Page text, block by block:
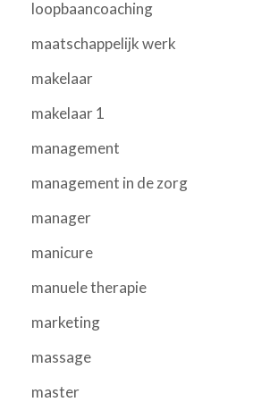
loopbaancoaching
maatschappelijk werk
makelaar
makelaar 1
management
management in de zorg
manager
manicure
manuele therapie
marketing
massage
master